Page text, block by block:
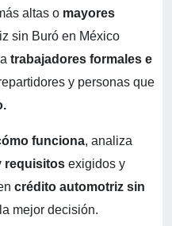
altas o mayores
sin Buró en México
trabajadores formales e
y personas que
funciona, analiza
requisitos exigidos y
crédito automotriz sin
mejor decisión.